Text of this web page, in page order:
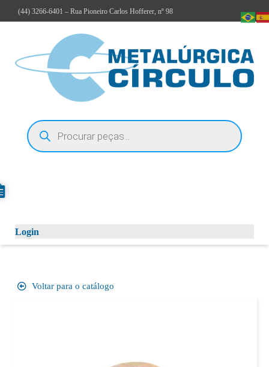
(44) 3266-6401 – Rua Pioneiro Carlos Hofferer, nº 98
Login
Voltar para o catálogo